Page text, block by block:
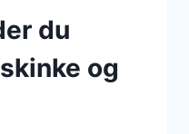
du
og